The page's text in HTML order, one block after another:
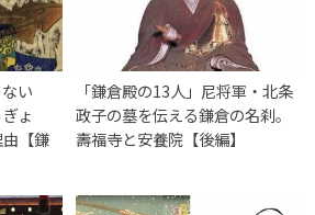
い
ょ
【鎌
「鎌倉殿の13人」尼将軍・北条
政子の墓を伝える鎌倉の名刹。
壽福寺と安養院【後編】